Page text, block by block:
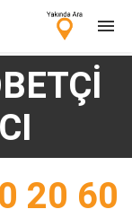
20 60